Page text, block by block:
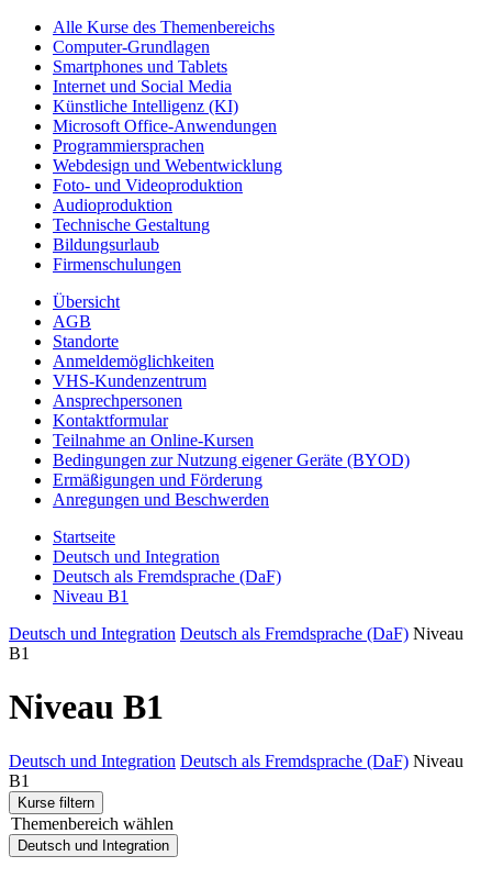
Alle Kurse des Themenbereichs
Computer-Grundlagen
Smartphones und Tablets
Internet und Social Media
Künstliche Intelligenz (KI)
Microsoft Office-Anwendungen
Programmiersprachen
Webdesign und Webentwicklung
Foto- und Videoproduktion
Audioproduktion
Technische Gestaltung
Bildungsurlaub
Firmenschulungen
Übersicht
AGB
Standorte
Anmeldemöglichkeiten
VHS-Kundenzentrum
Ansprechpersonen
Kontaktformular
Teilnahme an Online-Kursen
Bedingungen zur Nutzung eigener Geräte (BYOD)
Ermäßigungen und Förderung
Anregungen und Beschwerden
Startseite
Deutsch und Integration
Deutsch als Fremdsprache (DaF)
Niveau B1
Deutsch und Integration Deutsch als Fremdsprache (DaF) Niveau
B1
Niveau B1
Deutsch und Integration Deutsch als Fremdsprache (DaF) Niveau
B1
Kurse filtern
Themenbereich wählen
Deutsch und Integration